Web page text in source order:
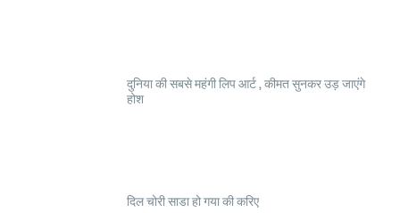
दुनिया की सबसे महंगी लिप आर्ट , कीमत सुनकर उड़ जाएंगे
होश
दिल चोरी साडा हो गया की करिए